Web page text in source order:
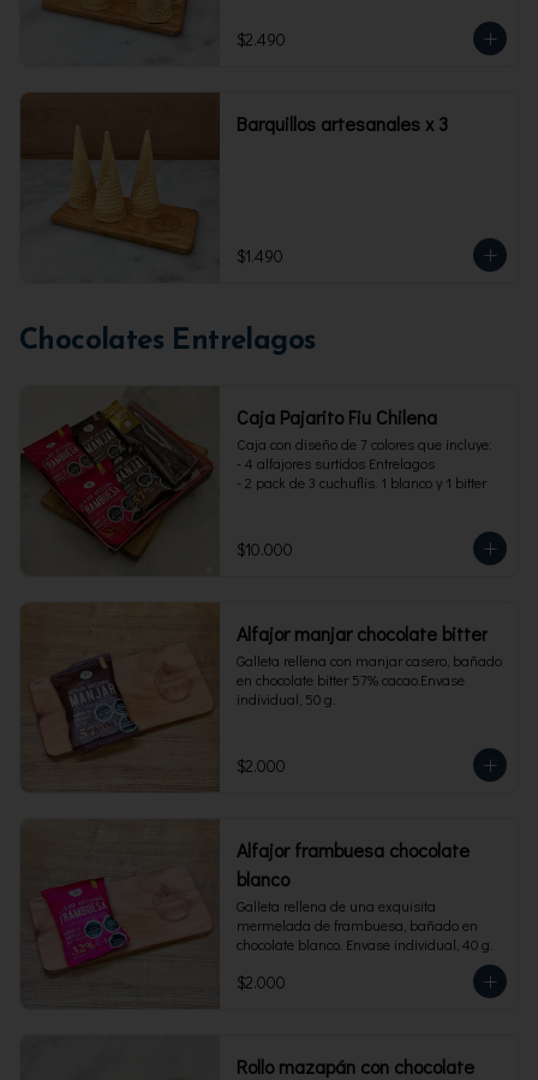
$2.490
Barquillos artesanales x 3
$1.490
Chocolates Entrelagos
Caja Pajarito Fiu Chilena
Caja con diseño de 7 colores que incluye:
- 4 alfajores surtidos Entrelagos
- 2 pack de 3 cuchuflis. 1 blanco y 1 bitter
$10.000
Alfajor manjar chocolate bitter
Galleta rellena con manjar casero, bañado
en chocolate bitter 57% cacao.Envase
individual, 50 g.
$2.000
Alfajor frambuesa chocolate
blanco
Galleta rellena de una exquisita
mermelada de frambuesa, bañado en
chocolate blanco. Envase individual, 40 g.
$2.000
Rollo mazapán con chocolate